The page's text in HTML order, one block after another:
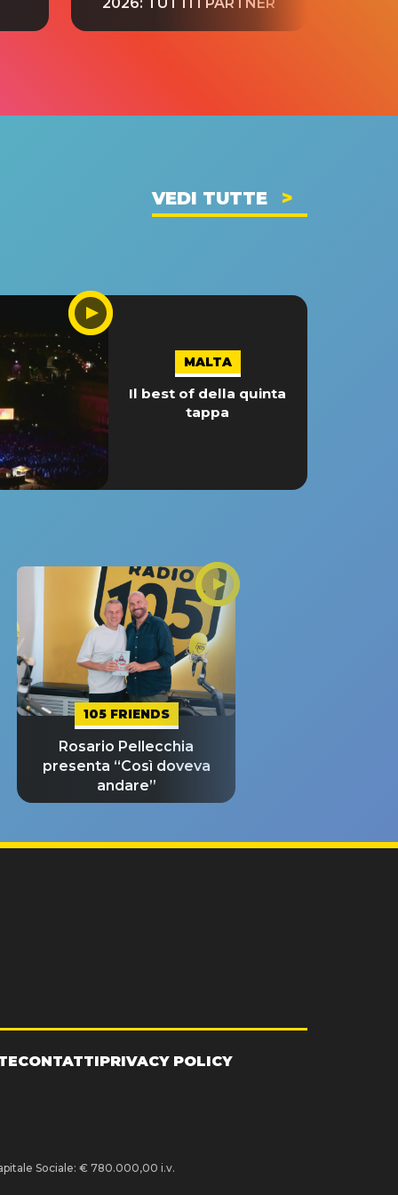
2026: TUTTI I PARTNER
VEDI TUTTE
MALTA
Il best of della quinta
tappa
105 FRIENDS
Rosario Pellecchia
presenta “Così doveva
andare”
CONTATTIPRIVACY POLICY
Sociale: € 780.000,00 i.v.